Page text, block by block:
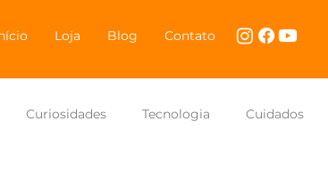
Loja Blog Contato
Curiosidades Tecnologia Cuidados